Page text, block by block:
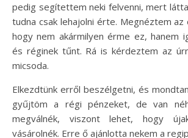
pedig segítettem neki felvenni, mert
tudna csak lehajolni érte. Megnéztem
hogy nem akármilyen érme ez, hanem
és réginek tűnt. Rá is kérdeztem az
micsoda.
Elkezdtünk erről beszélgetni, és
gyűjtöm a régi pénzeket, de van
megválnék, viszont lehet, hogy
vásárolnék. Erre ő ajánlotta nekem a